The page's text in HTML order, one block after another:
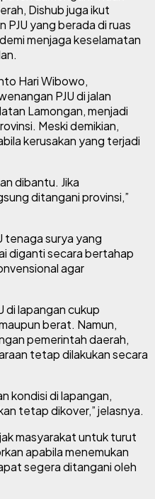
Dishub juga ikut
PJU yang berada di ruas
menjaga keselamatan
Hari Wibowo,
PJU di jalan
Lamongan, menjadi
Meski demikian,
kerusakan yang terjadi
dibantu. Jika
ditangani provinsi,”
tenaga surya yang
diganti secara bertahap
agar
di lapangan cukup
berat. Namun,
pemerintah daerah,
tetap dilakukan secara
kondisi di lapangan,
tetap dikover,” jelasnya.
masyarakat untuk turut
apabila menemukan
segera ditangani oleh